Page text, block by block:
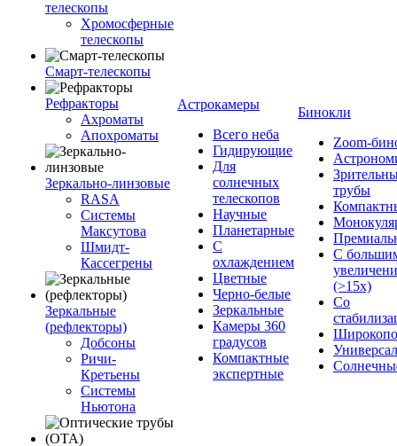
телескопы
Хромосферные
телескопы
Смарт-телескопы
Рефракторы
Ахроматы
Апохроматы
Зеркально-линзовые
RASA
Системы
Максутова
Шмидт-
Кассегрены
Зеркальные
(рефлекторы)
Добсоны
Ричи-
Кретьены
Системы
Ньютона
Астрокамеры
Всего неба
Гидирующие
Для
солнечных
телескопов
Научные
Планетарные
С
охлаждением
Цветные
Черно-белые
Зеркальные
Камеры 360
градусов
Компактные
экспертные
Бинокли
Zoom-
трубы
С
(>15x)
Со